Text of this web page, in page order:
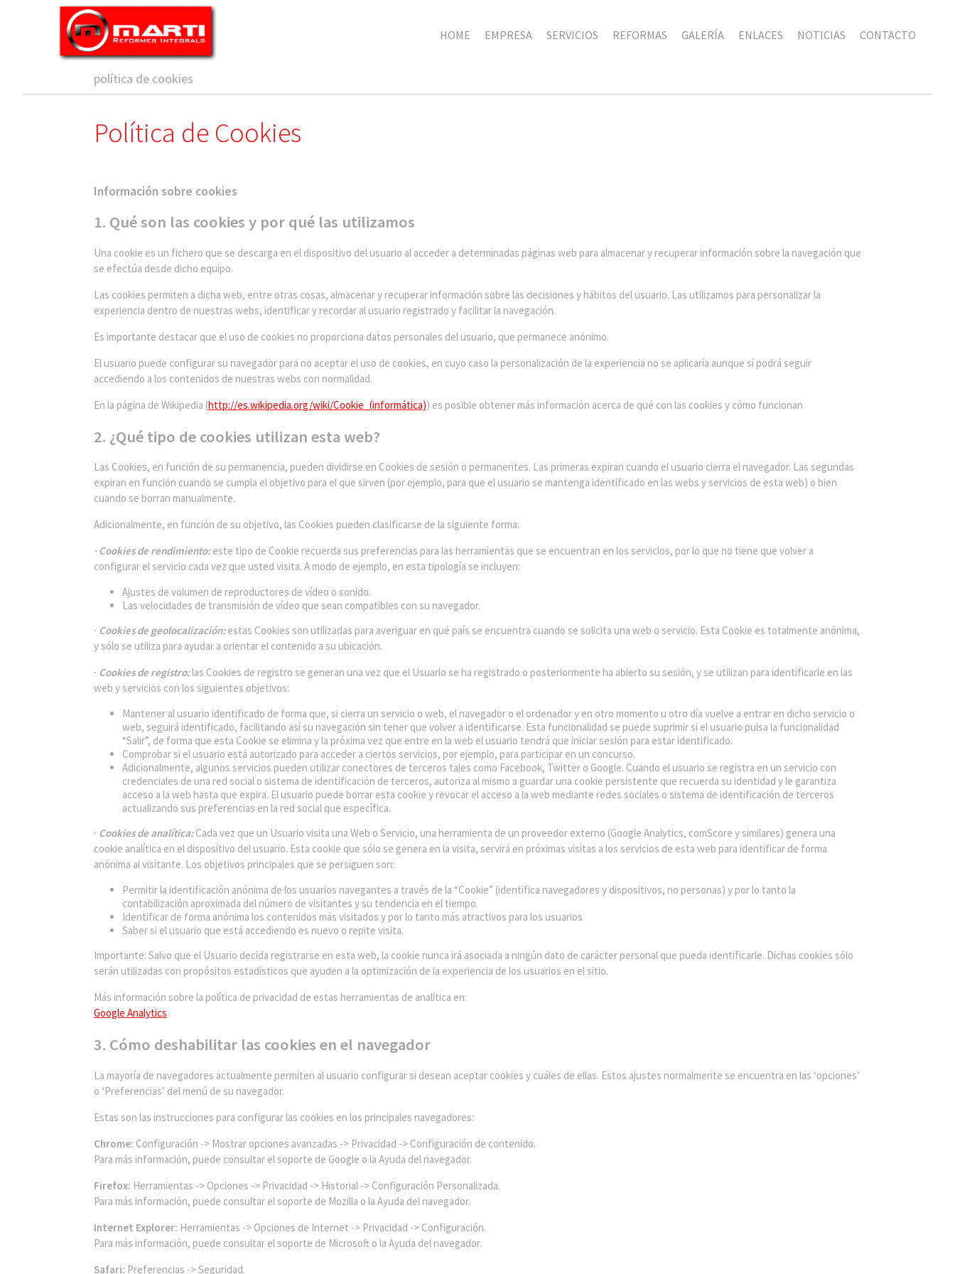
HOME EMPRESA SERVICIOS REFORMAS GALERÍA ENLACES NOTICIAS CONTACTO
política de cookies
Política de Cookies
Información sobre cookies
1. Qué son las cookies y por qué las utilizamos
Una cookie es un fichero que se descarga en el dispositivo del usuario al acceder a determinadas páginas web para almacenar y recuperar información sobre la navegación que
se efectúa desde dicho equipo.
Las cookies permiten a dicha web, entre otras cosas, almacenar y recuperar información sobre las decisiones y hábitos del usuario. Las utilizamos para personalizar la
experiencia dentro de nuestras webs, identificar y recordar al usuario registrado y facilitar la navegación.
Es importante destacar que el uso de cookies no proporciona datos personales del usuario, que permanece anónimo.
El usuario puede configurar su navegador para no aceptar el uso de cookies, en cuyo caso la personalización de la experiencia no se aplicaría aunque sí podrá seguir
accediendo a los contenidos de nuestras webs con normalidad.
En la página de Wikipedia (http://es.wikipedia.org/wiki/Cookie_(informática)) es posible obtener más información acerca de qué con las cookies y cómo funcionan
2. ¿Qué tipo de cookies utilizan esta web?
Las Cookies, en función de su permanencia, pueden dividirse en Cookies de sesión o permanentes. Las primeras expiran cuando el usuario cierra el navegador. Las segundas
expiran en función cuando se cumpla el objetivo para el que sirven (por ejemplo, para que el usuario se mantenga identificado en las webs y servicios de esta web) o bien
cuando se borran manualmente.
Adicionalmente, en función de su objetivo, las Cookies pueden clasificarse de la siguiente forma:
· Cookies de rendimiento:este tipo de Cookie recuerda sus preferencias para las herramientas que se encuentran en los servicios, por lo que no tiene que volver a
configurar el servicio cada vez que usted visita. A modo de ejemplo, en esta tipología se incluyen:
Ajustes de volumen de reproductores de vídeo o sonido.
Las velocidades de transmisión de vídeo que sean compatibles con su navegador.
· Cookies de geolocalización:estas Cookies son utilizadas para averiguar en qué país se encuentra cuando se solicita una web o servicio. Esta Cookie es totalmente anónima,
y sólo se utiliza para ayudar a orientar el contenido a su ubicación.
· Cookies de registro:las Cookies de registro se generan una vez que el Usuario se ha registrado o posteriormente ha abierto su sesión, y se utilizan para identificarle en las
web y servicios con los siguientes objetivos:
Mantener al usuario identificado de forma que, si cierra un servicio o web, el navegador o el ordenador y en otro momento u otro día vuelve a entrar en dicho servicio o
web, seguirá identificado, facilitando así su navegación sin tener que volver a identificarse. Esta funcionalidad se puede suprimir si el usuario pulsa la funcionalidad
“Salir”, de forma que esta Cookie se elimina y la próxima vez que entre en la web el usuario tendrá que iniciar sesión para estar identificado.
Comprobar si el usuario está autorizado para acceder a ciertos servicios, por ejemplo, para participar en un concurso.
Adicionalmente, algunos servicios pueden utilizar conectores de terceros tales como Facebook, Twitter o Google. Cuando el usuario se registra en un servicio con
credenciales de una red social o sistema de identificación de terceros, autoriza al mismo a guardar una cookie persistente que recuerda su identidad y le garantiza
acceso a la web hasta que expira. El usuario puede borrar esta cookie y revocar el acceso a la web mediante redes sociales o sistema de identificación de terceros
actualizando sus preferencias en la red social que específica.
· Cookies de analítica:Cada vez que un Usuario visita una Web o Servicio, una herramienta de un proveedor externo (Google Analytics, comScore y similares) genera una
cookie analítica en el dispositivo del usuario. Esta cookie que sólo se genera en la visita, servirá en próximas visitas a los servicios de esta web para identificar de forma
anónima al visitante. Los objetivos principales que se persiguen son:
Permitir la identificación anónima de los usuarios navegantes a través de la “Cookie” (identifica navegadores y dispositivos, no personas) y por lo tanto la
contabilización aproximada del número de visitantes y su tendencia en el tiempo.
Identificar de forma anónima los contenidos más visitados y por lo tanto más atractivos para los usuarios
Saber si el usuario que está accediendo es nuevo o repite visita.
Importante: Salvo que el Usuario decida registrarse en esta web, la cookie nunca irá asociada a ningún dato de carácter personal que pueda identificarle. Dichas cookies sólo
serán utilizadas con propósitos estadísticos que ayuden a la optimización de la experiencia de los usuarios en el sitio.
Más información sobre la política de privacidad de estas herramientas de analítica en:
Google Analytics
3. Cómo deshabilitar las cookies en el navegador
La mayoría de navegadores actualmente permiten al usuario configurar si desean aceptar cookies y cuáles de ellas. Estos ajustes normalmente se encuentra en las ‘opciones’
o ‘Preferencias’ del menú de su navegador.
Estas son las instrucciones para configurar las cookies en los principales navegadores:
Chrome: Configuración -> Mostrar opciones avanzadas -> Privacidad -> Configuración de contenido.
Para más información, puede consultar el soporte de Google o la Ayuda del navegador.
Firefox: Herramientas -> Opciones -> Privacidad -> Historial -> Configuración Personalizada.
Para más información, puede consultar el soporte de Mozilla o la Ayuda del navegador.
Internet Explorer: Herramientas -> Opciones de Internet -> Privacidad -> Configuración.
Para más información, puede consultar el soporte de Microsoft o la Ayuda del navegador.
Safari: Preferencias -> Seguridad.